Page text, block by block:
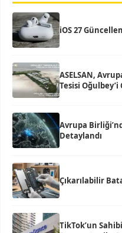
iOS 27
ASELSAN,
Tesisi
Avrupa
Detaylandı
Çıkarılabilir
TikTok’un